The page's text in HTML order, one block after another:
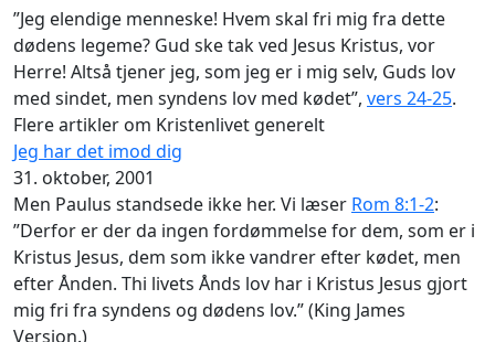
”Jeg elendige menneske! Hvem skal fri mig fra dette
dødens legeme? Gud ske tak ved Jesus Kristus, vor
Herre! Altså tjener jeg, som jeg er i mig selv, Guds lov
med sindet, men syndens lov med kødet”, vers 24-25.
Flere artikler om Kristenlivet generelt
Jeg har det imod dig
31. oktober, 2001
Men Paulus standsede ikke her. Vi læser Rom 8:1-2:
”Derfor er der da ingen fordømmelse for dem, som er i
Kristus Jesus, dem som ikke vandrer efter kødet, men
efter Ånden. Thi livets Ånds lov har i Kristus Jesus gjort
mig fri fra syndens og dødens lov.” (King James
Version.)